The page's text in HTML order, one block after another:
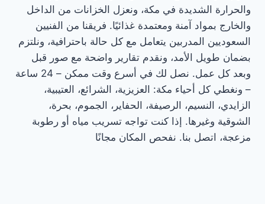
والحرارة الشديدة في مكة، ونعزل الخزانات من الداخل
والخارج بمواد آمنة ومعتمدة غذائيًا. فريقنا من الفنيين
السعوديين المدربين يتعامل مع كل حالة باحترافية، ونلتزم
بضمان طويل الأمد، ونقدم تقارير واضحة مع صور قبل
وبعد كل عمل. نصل لك في أسرع وقت ممكن – 24 ساعة
– ونغطي كل أحياء مكة: العزيزية، الشرائع، العتيبية،
الزايدي، النسيم، الرصيفة، الحفاير، الجموم، بحرة،
الشوقية وغيرها. إذا كنت تواجه تسريب مياه أو رطوبة
مزعجة، اتصل بنا. نفحص المكان مجانًا